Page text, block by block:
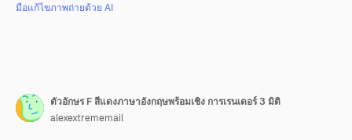
มือแก้ไขภาพถ่ายด้วย AI
ตัวอักษร F สีแดงภาษาอังกฤษพร้อมเชิง การเรนเดอร์ 3 มิติ
alexextrememail